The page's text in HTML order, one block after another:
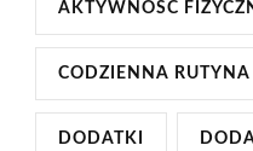
AKTYWNOŚĆ
CODZIENNA RUTYNA
DODATKI